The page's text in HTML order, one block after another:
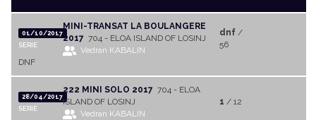
01/10/2017
SERIE
MINI-TRANSAT LA BOULANGERE
2017 704 - ELOA ISLAND OF LOSINJ
Vedran KABALIN
dnf/
56
DNF
28/04/2017
SERIE
222 MINI SOLO 2017 704 - ELOA
ISLAND OF LOSINJ
Vedran KABALIN
1 / 12